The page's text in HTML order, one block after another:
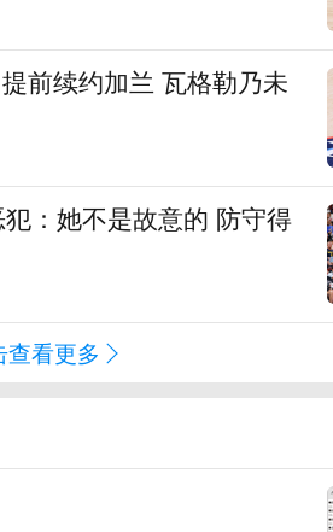
前续约加兰 瓦格勒乃未
：她不是故意的 防守得
查看更多